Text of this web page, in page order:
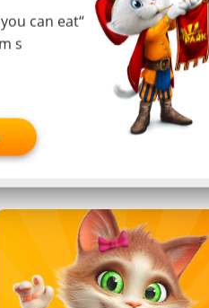
310
Jazda na traktore
can eat“
s